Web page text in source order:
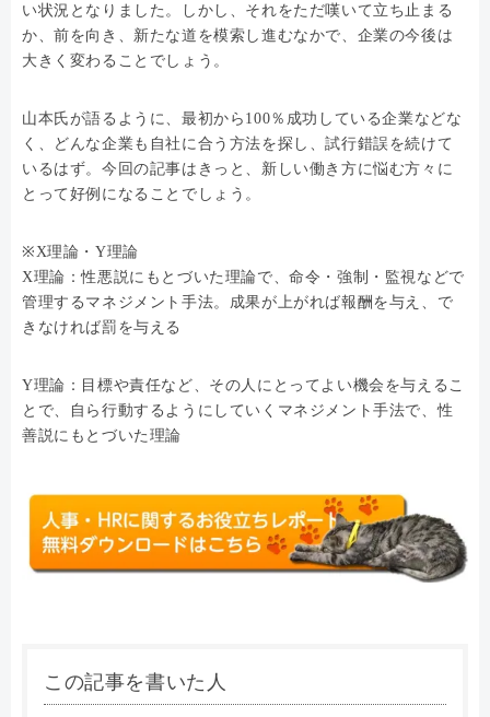
い状況となりました。しかし、それをただ嘆いて立ち止まる
か、前を向き、新たな道を模索し進むなかで、企業の今後は
大きく変わることでしょう。
山本氏が語るように、最初から100％成功している企業などな
く、どんな企業も自社に合う方法を探し、試行錯誤を続けて
いるはず。今回の記事はきっと、新しい働き方に悩む方々に
とって好例になることでしょう。
※X理論・Y理論
X理論：性悪説にもとづいた理論で、命令・強制・監視などで
管理するマネジメント手法。成果が上がれば報酬を与え、で
きなければ罰を与える
Y理論：目標や責任など、その人にとってよい機会を与えるこ
とで、自ら行動するようにしていくマネジメント手法で、性
善説にもとづいた理論
この記事を書いた人